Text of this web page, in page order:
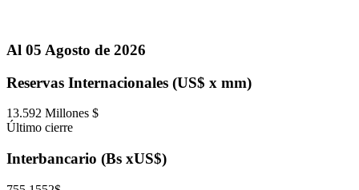
Al 05 Agosto de 2026
Reservas Internacionales (US$ x mm)
13.592 Millones $
Último cierre
Interbancario (Bs xUS$)